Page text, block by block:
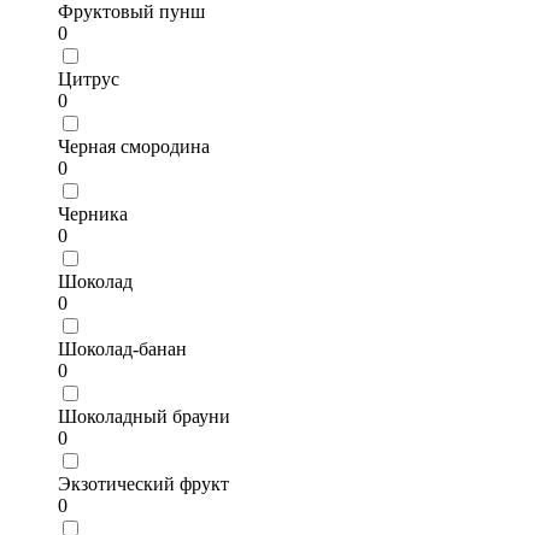
Фруктовый пунш
0
Цитрус
0
Черная смородина
0
Черника
0
Шоколад
0
Шоколад-банан
0
Шоколадный брауни
0
Экзотический фрукт
0